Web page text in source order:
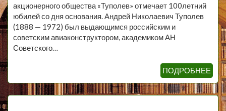
акционерного общества «Туполев» отмечает 100летний
юбилей со дня основания. Андрей Николаевич Туполев
(1888 — 1972) был выдающимся российским и
советским авиаконструктором, академиком АН
Советского…
ПОДРОБНЕЕ